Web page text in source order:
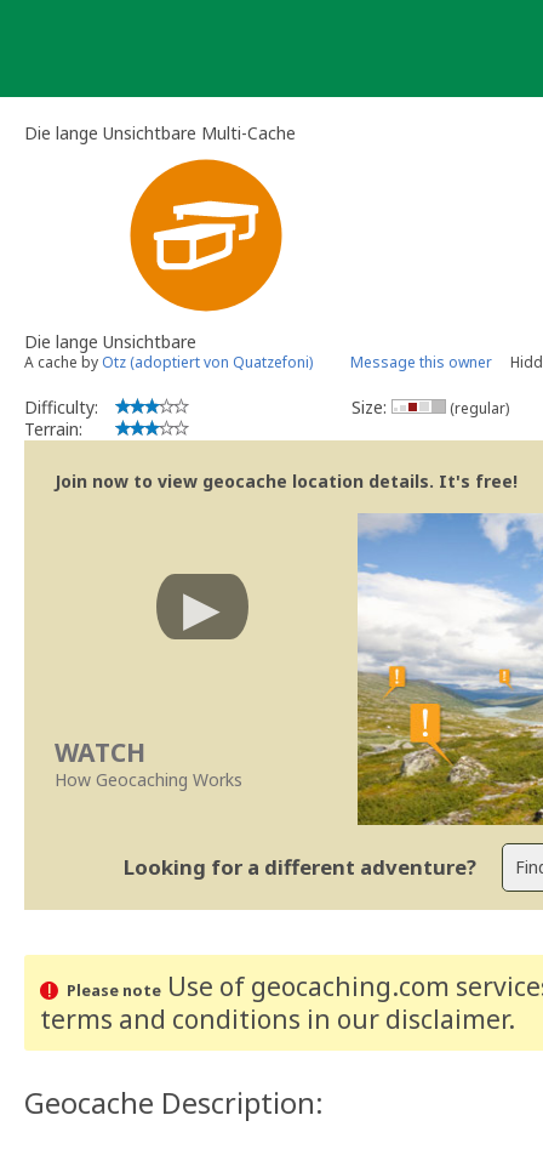
Die lange Unsichtbare Multi-Cache
Die lange Unsichtbare
A cache by Otz (adoptiert von Quatzefoni) Message this owner
Difficulty:
Terrain:
Size: (regular)
Join now to view geocache location details. It's free!
WATCH
How Geocaching Works
Looking for a different adventure?
Please noteUse of geocaching.com
terms and conditions in our disclaimer.
Geocache Description: